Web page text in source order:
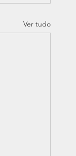
Ver tudo